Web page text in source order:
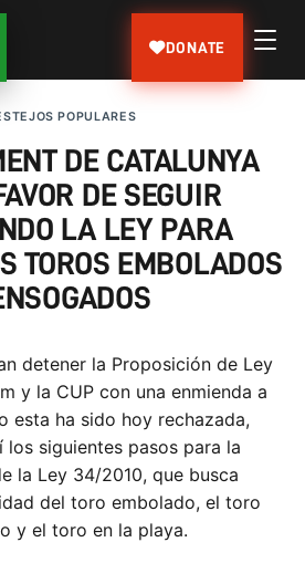
DONATE
POPULARES
DE CATALUNYA
DE SEGUIR
LA LEY PARA
TOROS EMBOLADOS
detener la Proposición de Ley
y la CUP con una enmienda a
esta ha sido hoy rechazada,
los siguientes pasos para la
la Ley 34/2010, que busca
del toro embolado, el toro
y el toro en la playa.